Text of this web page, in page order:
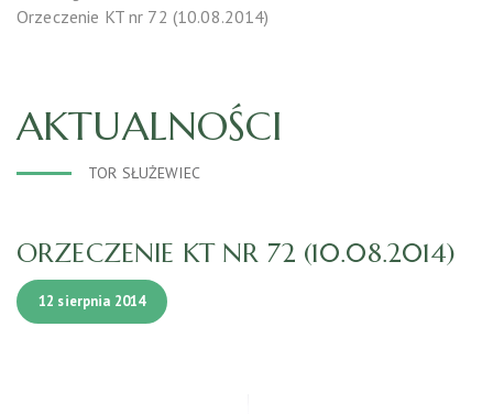
Orzeczenie KT nr 72 (10.08.2014)
AKTUALNOŚCI
TOR SŁUŻEWIEC
ORZECZENIE KT NR 72 (10.08.2014)
12 sierpnia 2014